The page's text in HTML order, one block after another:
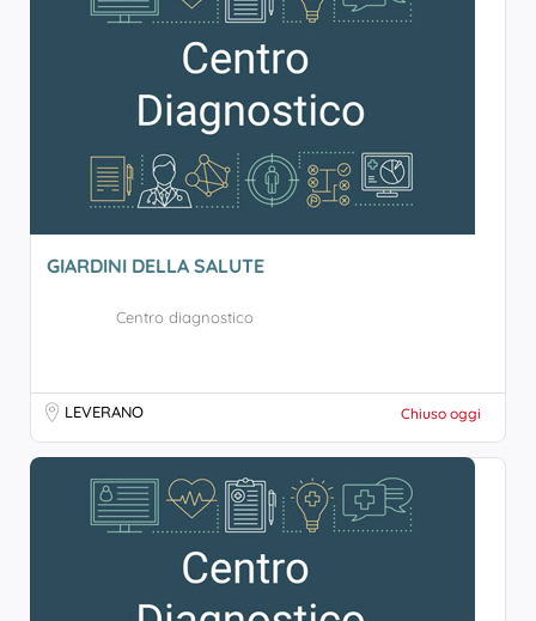
GIARDINI DELLA SALUTE
Centro diagnostico
LEVERANO Chiuso oggi